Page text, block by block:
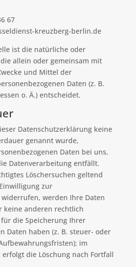
67
kreuzberg-berlin.de
ist die natürliche oder
allein oder gemeinsam mit
und Mittel der
Daten (z. B.
o. Ä.) entscheidet.
Datenschutzerklärung keine
genannt wurde,
Daten bei uns,
Datenverarbeitung entfällt.
Löschersuchen geltend
zur
werden Ihre Daten
keine anderen rechtlich
die Speicherung Ihrer
Daten haben (z. B. steuer- oder
im
die Löschung nach Fortfall